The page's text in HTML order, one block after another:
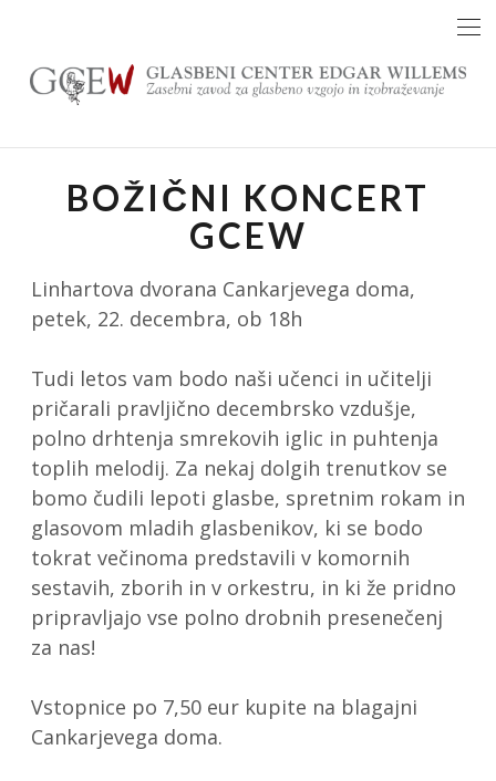
content
BOŽIČNI KONCERT
GCEW
Linhartova dvorana Cankarjevega doma,
petek, 22. decembra, ob 18h
Tudi letos vam bodo naši učenci in učitelji
pričarali pravljično decembrsko vzdušje,
polno drhtenja smrekovih iglic in puhtenja
toplih melodij. Za nekaj dolgih trenutkov se
bomo čudili lepoti glasbe, spretnim rokam in
glasovom mladih glasbenikov, ki se bodo
tokrat večinoma predstavili v komornih
sestavih, zborih in v orkestru, in ki že pridno
pripravljajo vse polno drobnih presenečenj
za nas!
Vstopnice po 7,50 eur kupite na blagajni
Cankarjevega doma.